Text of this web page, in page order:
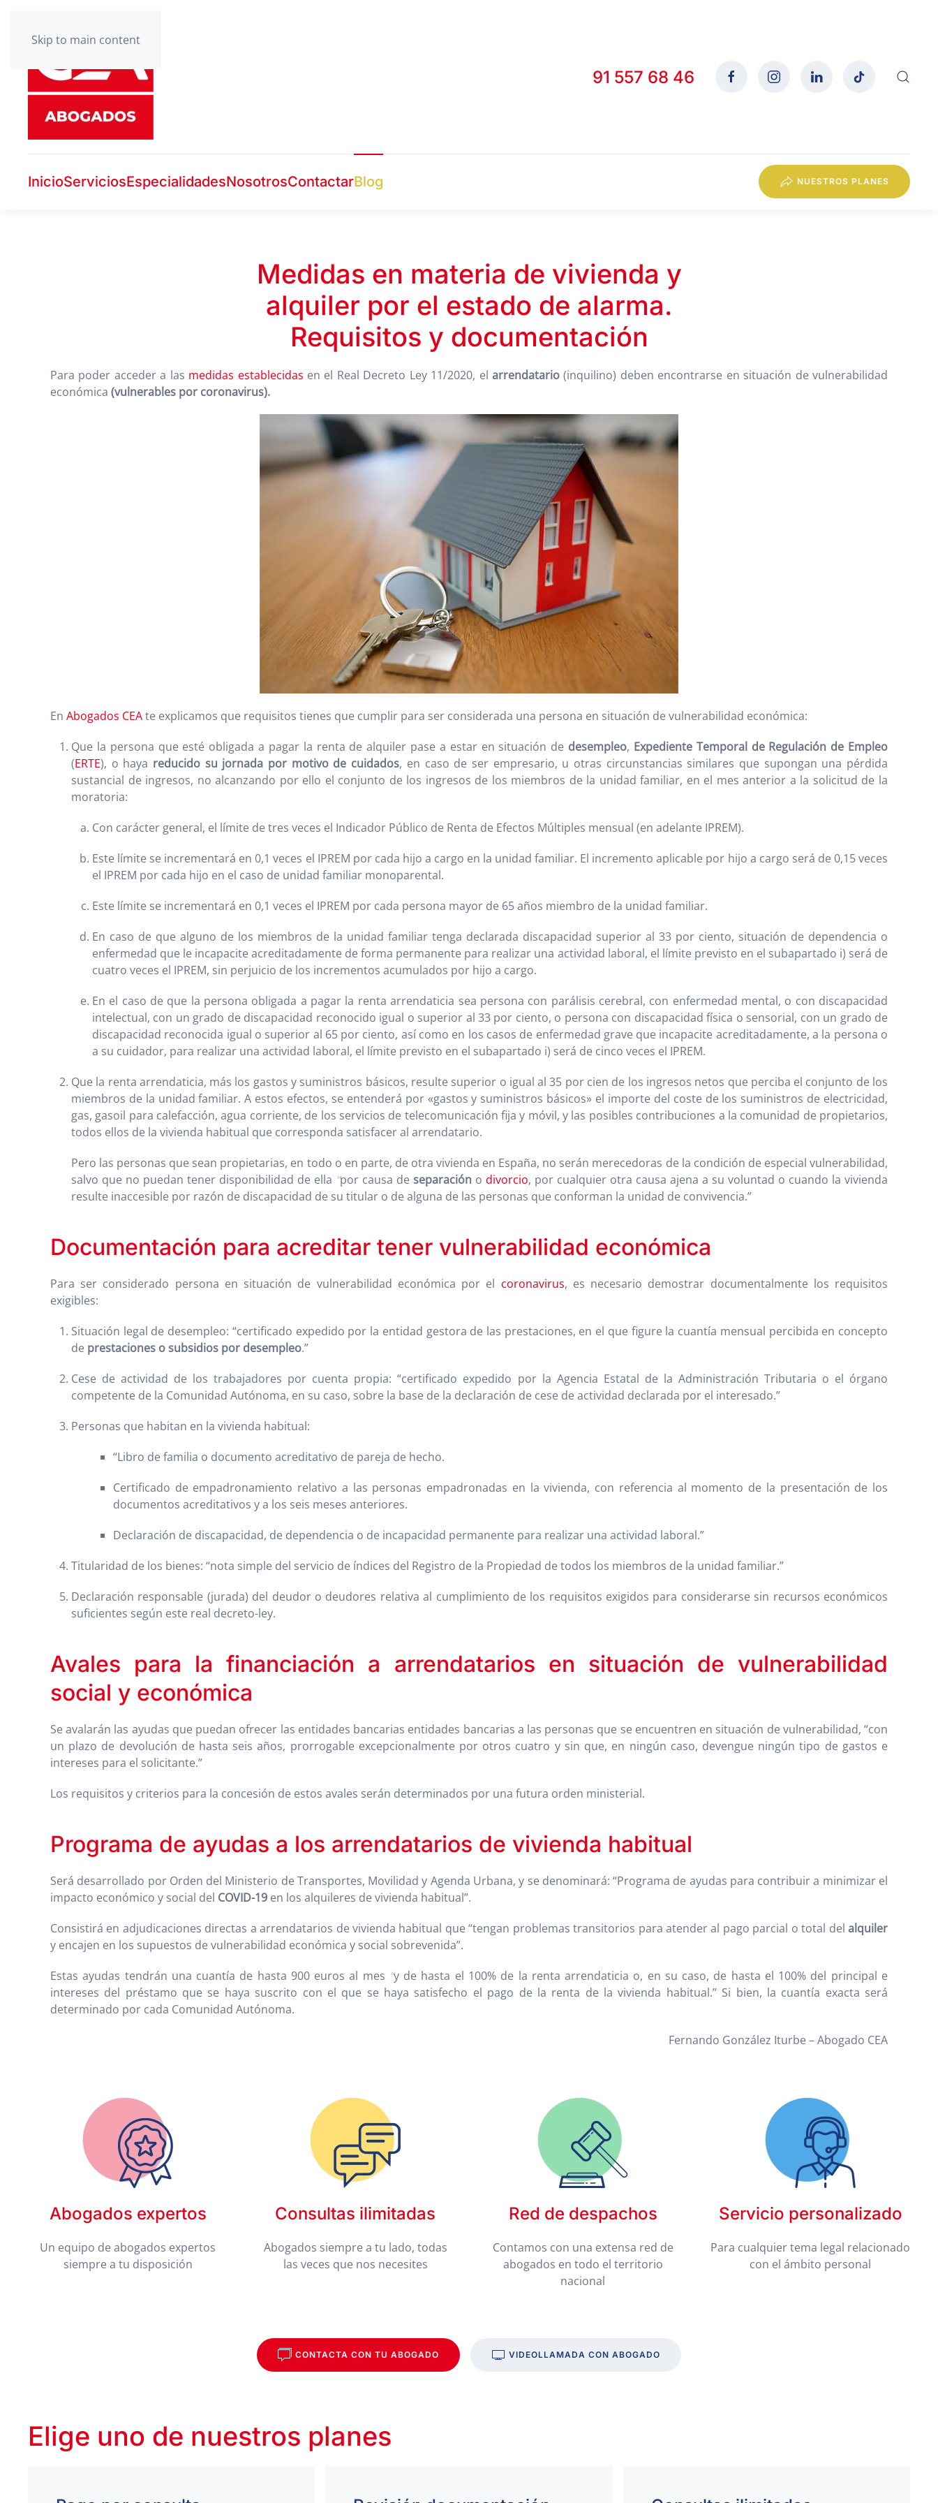
Skip to main content
91 557 68 46
InicioServiciosEspecialidadesNosotrosContactarBlog NUESTROS PLANES
Medidas en materia de vivienda y
alquiler por el estado de alarma.
Requisitos y documentación
Para poder acceder a las medidas establecidas en el Real Decreto Ley 11/2020, elarrendatario (inquilino) deben encontrarse en situación de vulnerabilidad
económica (vulnerables por coronavirus).
En Abogados CEAte explicamos que requisitos tienes que cumplir para ser considerada una persona en situación de vulnerabilidad económica:
Que la persona que esté obligada a pagar la renta de alquiler pase a estar en situación de desempleo, Expediente Temporal de Regulación de Empleo
(ERTE), o haya reducido su jornada por motivo de cuidados, en caso de ser empresario, u otras circunstancias similares que supongan una pérdida
sustancial de ingresos, no alcanzando por ello el conjunto de los ingresos de los miembros de la unidad familiar, en el mes anterior a la solicitud de la
moratoria:
Con carácter general, el límite de tres veces el Indicador Público de Renta de Efectos Múltiples mensual (en adelante IPREM).
Este límite se incrementará en 0,1 veces el IPREM por cada hijo a cargo en la unidad familiar. El incremento aplicable por hijo a cargo será de 0,15 veces
el IPREM por cada hijo en el caso de unidad familiar monoparental.
Este límite se incrementará en 0,1 veces el IPREM por cada persona mayor de 65 años miembro de la unidad familiar.
En caso de que alguno de los miembros de la unidad familiar tenga declarada discapacidad superior al 33 por ciento, situación de dependencia o
enfermedad que le incapacite acreditadamente de forma permanente para realizar una actividad laboral, el límite previsto en el subapartado i) será de
cuatro veces el IPREM, sin perjuicio de los incrementos acumulados por hijo a cargo.
En el caso de que la persona obligada a pagar la renta arrendaticia sea persona con parálisis cerebral, con enfermedad mental, o con discapacidad
intelectual, con un grado de discapacidad reconocido igual o superior al 33 por ciento, o persona con discapacidad física o sensorial, con un grado de
discapacidad reconocida igual o superior al 65 por ciento, así como en los casos de enfermedad grave que incapacite acreditadamente, a la persona o
a su cuidador, para realizar una actividad laboral, el límite previsto en el subapartado i) será de cinco veces el IPREM.
Que la renta arrendaticia, más los gastos y suministros básicos, resulte superior o igual al 35 por cien de los ingresos netos que perciba el conjunto de los
miembros de la unidad familiar. A estos efectos, se entenderá por «gastos y suministros básicos» el importe del coste de los suministros de electricidad,
gas, gasoil para calefacción, agua corriente, de los servicios de telecomunicación fija y móvil, y las posibles contribuciones a la comunidad de propietarios,
todos ellos de la vivienda habitual que corresponda satisfacer al arrendatario.
Pero las personas que sean propietarias, en todo o en parte, de otra vivienda en España, no serán merecedoras de la condición de especial vulnerabilidad,
salvo que no puedan tener disponibilidad de ella “por causa de separación o divorcio, por cualquier otra causa ajena a su voluntad o cuando la vivienda
resulte inaccesible por razón de discapacidad de su titular o de alguna de las personas que conforman la unidad de convivencia.”
Documentación para acreditar tener vulnerabilidad económica
Para ser considerado persona en situación de vulnerabilidad económica por el coronavirus, es necesario demostrar documentalmente los requisitos
exigibles:
Situación legal de desempleo: “certificado expedido por la entidad gestora de las prestaciones, en el que figure la cuantía mensual percibida en concepto
de prestaciones o subsidios por desempleo.”
Cese de actividad de los trabajadores por cuenta propia: “certificado expedido por la Agencia Estatal de la Administración Tributaria o el órgano
competente de la Comunidad Autónoma, en su caso, sobre la base de la declaración de cese de actividad declarada por el interesado.”
Personas que habitan en la vivienda habitual:
“Libro de familia o documento acreditativo de pareja de hecho.
Certificado de empadronamiento relativo a las personas empadronadas en la vivienda, con referencia al momento de la presentación de los
documentos acreditativos y a los seis meses anteriores.
Declaración de discapacidad, de dependencia o de incapacidad permanente para realizar una actividad laboral.”
Titularidad de los bienes: “nota simple del servicio de índices del Registro de la Propiedad de todos los miembros de la unidad familiar.”
Declaración responsable (jurada) del deudor o deudores relativa al cumplimiento de los requisitos exigidos para considerarse sin recursos económicos
suficientes según este real decreto-ley.
Avales para la financiación a arrendatarios en situación de vulnerabilidad
social y económica
Se avalarán las ayudas que puedan ofrecer las entidades bancarias entidades bancarias a las personas que se encuentren en situación de vulnerabilidad, “con
un plazo de devolución de hasta seis años, prorrogable excepcionalmente por otros cuatro y sin que, en ningún caso, devengue ningún tipo de gastos e
intereses para el solicitante.”
Los requisitos y criterios para la concesión de estos avales serán determinados por una futura orden ministerial.
Programa de ayudas a los arrendatarios de vivienda habitual
Será desarrollado por Orden del Ministerio de Transportes, Movilidad y Agenda Urbana, y se denominará: “Programa de ayudas para contribuir a minimizar el
impacto económico y social del COVID-19 en los alquileres de vivienda habitual”.
Consistirá en adjudicaciones directas a arrendatarios de vivienda habitual que “tengan problemas transitorios para atender al pago parcial o total del alquiler
y encajen en los supuestos de vulnerabilidad económica y social sobrevenida”.
Estas ayudas tendrán una cuantía de hasta 900 euros al mes “y de hasta el 100% de la renta arrendaticia o, en su caso, de hasta el 100% del principal e
intereses del préstamo que se haya suscrito con el que se haya satisfecho el pago de la renta de la vivienda habitual.” Si bien, la cuantía exacta será
determinado por cada Comunidad Autónoma.
Fernando González Iturbe – Abogado CEA
Abogados expertos
Un equipo de abogados expertos
siempre a tu disposición
Consultas ilimitadas
Abogados siempre a tu lado, todas
las veces que nos necesites
Red de despachos
Contamos con una extensa red de
abogados en todo el territorio
nacional
Servicio personalizado
Para cualquier tema legal relacionado
con el ámbito personal
CONTACTA CON TU ABOGADO VIDEOLLAMADA CON ABOGADO
Elige uno de nuestros planes